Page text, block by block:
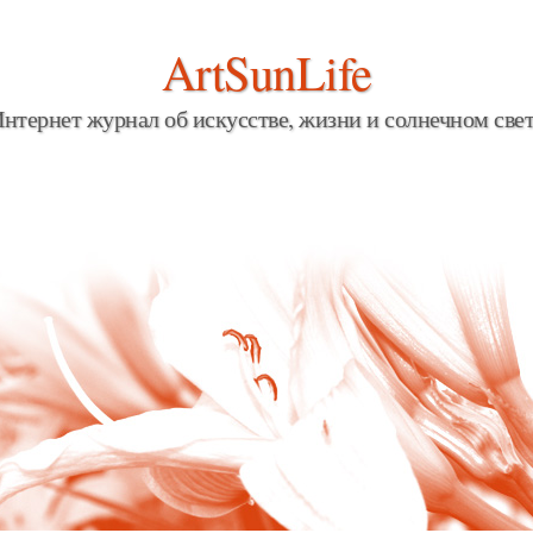
ArtSunLife
журнал об искусстве, жизни и солнечном